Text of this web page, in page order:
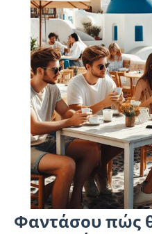
Φαντάσου πώς